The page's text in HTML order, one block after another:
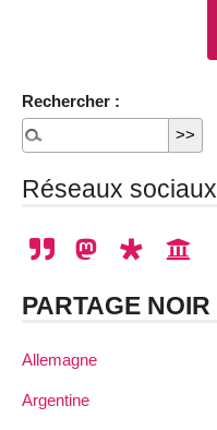
Rechercher :
Réseaux sociaux
PARTAGE NOIR
Allemagne
Argentine